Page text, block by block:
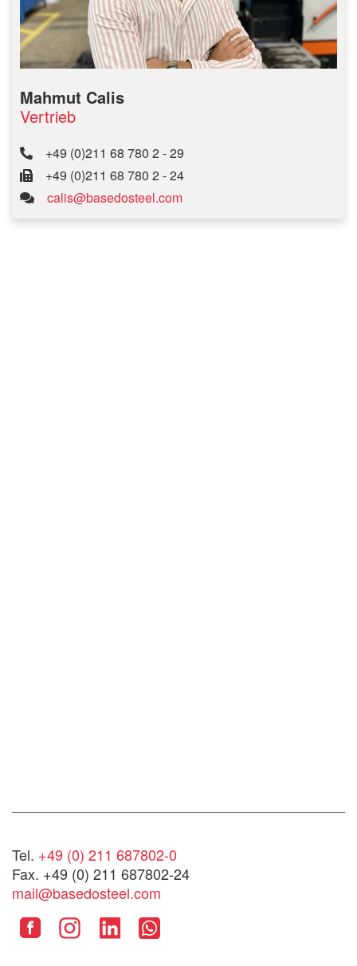
Mahmut Calis
Vertrieb
+49 (0)211 68 780 2 - 29
+49 (0)211 68 780 2 - 24
calis@basedosteel.com
Tel. +49 (0) 211 687802-0
Fax. +49 (0) 211 687802-24
mail@basedosteel.com